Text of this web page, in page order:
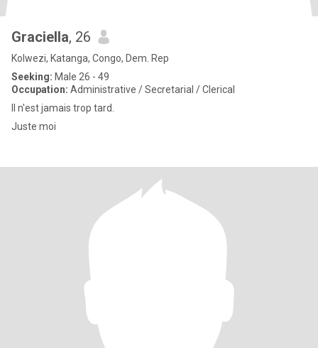
Graciella, 26
Kolwezi, Katanga, Congo, Dem. Rep
Seeking: Male 26 - 49
Occupation: Administrative / Secretarial / Clerical
Il n'est jamais trop tard.
Juste moi